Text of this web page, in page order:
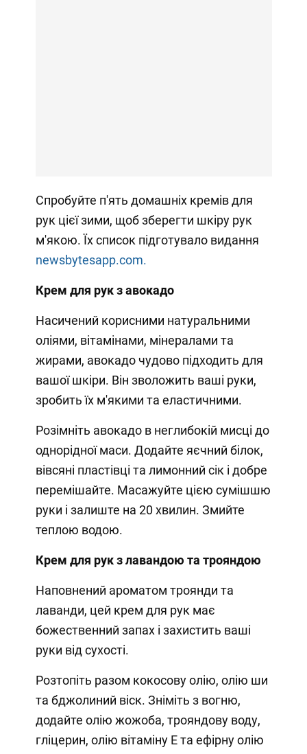
Спробуйте п'ять домашніх кремів для
рук цієї зими, щоб зберегти шкіру рук
м'якою. Їх список підготувало видання
newsbytesapp.com.
Крем для рук з авокадо
Насичений корисними натуральними
оліями, вітамінами, мінералами та
жирами, авокадо чудово підходить для
вашої шкіри. Він зволожить ваші руки,
зробить їх м'якими та еластичними.
Розімніть авокадо в неглибокій мисці до
однорідної маси. Додайте яєчний білок,
вівсяні пластівці та лимонний сік і добре
перемішайте. Масажуйте цією сумішшю
руки і залиште на 20 хвилин. Змийте
теплою водою.
Крем для рук з лавандою та трояндою
Наповнений ароматом троянди та
лаванди, цей крем для рук має
божественний запах і захистить ваші
руки від сухості.
Розтопіть разом кокосову олію, олію ши
та бджолиний віск. Зніміть з вогню,
додайте олію жожоба, трояндову воду,
гліцерин, олію вітаміну Е та ефірну олію